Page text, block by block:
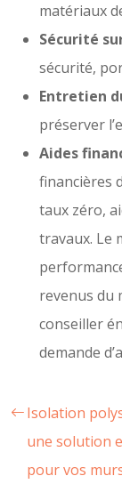
matériaux
Sécurité
sécurité,
Entretien
préserver
Aides
financières
taux zéro,
travaux. Le
revenus du
conseiller
demande
Isolation
une solution
pour vos